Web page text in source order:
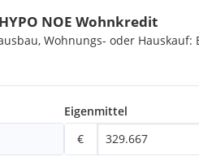
und stehe für weitere
NOE Wohnkredit
Wohnungs- oder
Eigenmittel
€